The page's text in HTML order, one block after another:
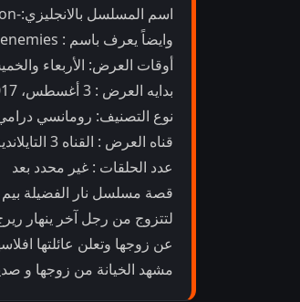
اسم المسلسل بالانجليزي:-Plerng Boon
وايضاً يعرف باسم : The Frenemies
أوقات العرض: الأربعاء
بدايه العرض : 3 أغسطس، 2017
نوع التصنيف: رومانسي
قناه العرض : القناه 3 التايلاندية
عدد الحلقات : غير محدد بعد
قصة مسلسل نار الفضيلة بيم
لتتزوج من رجل آخر ينهار
عن زوجها وتعلن عائلتها
مشهد الخيانة من زوجها و